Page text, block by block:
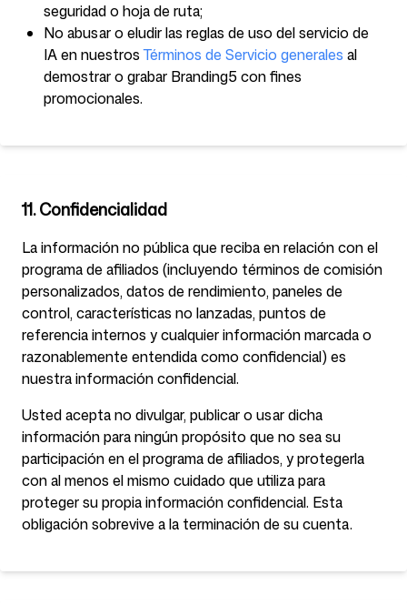
seguridad o hoja de ruta;
No abusar o eludir las reglas de uso del servicio de
IA en nuestrosTérminos de Servicio generales al
demostrar o grabar Branding5 con fines
promocionales.
11. Confidencialidad
La información no pública que reciba en relación con el
programa de afiliados (incluyendo términos de comisión
personalizados, datos de rendimiento, paneles de
control, características no lanzadas, puntos de
referencia internos y cualquier información marcada o
razonablemente entendida como confidencial) es
nuestra información confidencial.
Usted acepta no divulgar, publicar o usar dicha
información para ningún propósito que no sea su
participación en el programa de afiliados, y protegerla
con al menos el mismo cuidado que utiliza para
proteger su propia información confidencial. Esta
obligación sobrevive a la terminación de su cuenta.